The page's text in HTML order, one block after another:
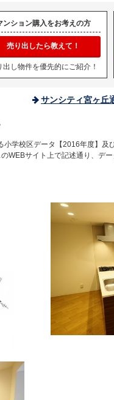
ンション購入をお考えの方
売り出したら教えて！
出し物件を優先的にご紹介！
サンシティ宮ヶ丘
学校区データ【2016年度】
WEBサイト上で記述通り、デ